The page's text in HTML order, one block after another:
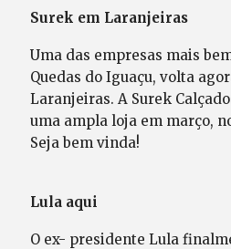
Surek em Laranjeiras
Uma das empresas mais
Quedas do Iguaçu, volta
Laranjeiras. A Surek
uma ampla loja em março,
Seja bem vinda!
Lula aqui
O ex- presidente Lula